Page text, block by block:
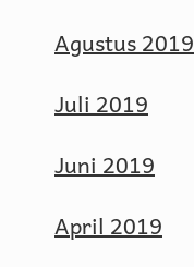
Agustus 2019
Juli 2019
Juni 2019
April 2019